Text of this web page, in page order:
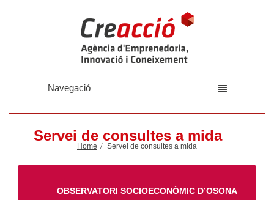
Navegació
Servei de consultes a mida
Home Servei de consultes a mida
OBSERVATORI SOCIOECONÒMIC D’OSONA